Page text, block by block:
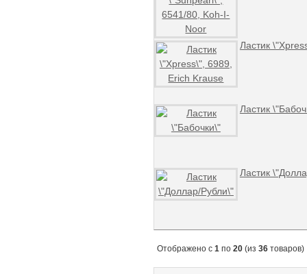
Ластик
Ластик
Ластик
Отображено с 1 по 20 (из 36 товаров)